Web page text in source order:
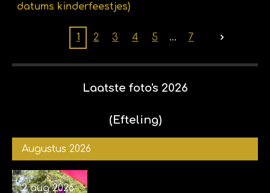
datums kinderfeestjes)
1 2 3 4 5 7
Laatste foto's 2026
(Efteling)
Augustus 2026
2 aug 2026